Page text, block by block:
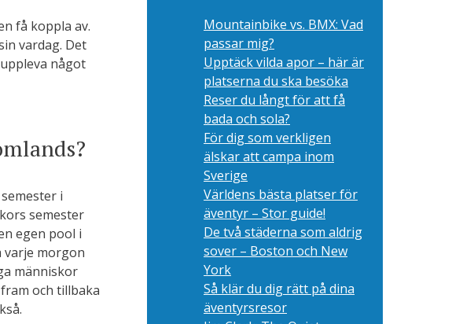
få koppla av.
vardag. Det
något
i
semester
egen pool i
varje morgon
människor
och tillbaka
Mountainbike vs. BMX: Vad
passar mig?
Upptäck vilda apor – här är
platserna du ska besöka
Reser du långt för att få
bada och sola?
För dig som verkligen
älskar att campa inom
Sverige
Världens bästa platser för
äventyr – Stor guide!
De två städerna som aldrig
sover – Boston och New
York
Så klär du dig rätt på dina
äventyrsresor